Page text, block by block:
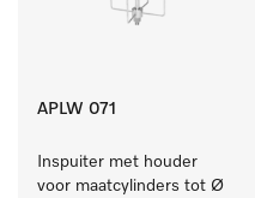
APLW 071
Inspuiter met houder
voor maatcylinders tot Ø